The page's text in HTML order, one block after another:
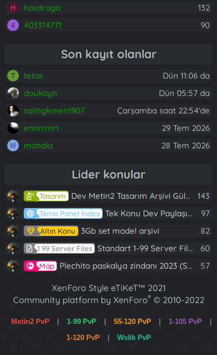
H hasdrago 132
4 403314771 90
Son kayıt olanlar
T tetas
Dün 11:06 da
doukayn
Dün 05:57 da
salihgkmen1907
Çarşamba saat 22:54'de
emirrmrt
29 Tem 2026
M mahala 28 Tem 2026
Lider konular
Tasarım Dev Metin2 Tasarım Arşivi Güle Güle Kullanın 143
Tema Panel İndex Tek Konu Dev Paylaşım 10 Adet Server Tanıtım İndex 97
Altın Konu 3Gb set model arşivi 82
1 99 Server Files Standart 1-99 Server Files 60
Map Plechito paskalya zindanı 2023 (Spring Sanctuary dungeon) 57
XenForo Style eTiKeT™ 2021
Community platform by XenForo® © 2010-2022
[XGT] Forum statistics system- XenGenTr
Metin2 PvP | 1-99 PvP | 55-120 PvP | 1-105 PvP
|
1-120 PvP
| Wslik PvP